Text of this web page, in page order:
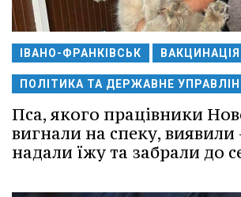
ІВАНО-ФРАНКІВСЬК ВАКЦИНАЦІЯ
ПОЛІТИКА ТА ДЕРЖАВНЕ
Пса, якого працівники
вигнали на спеку,
надали їжу та забрали до